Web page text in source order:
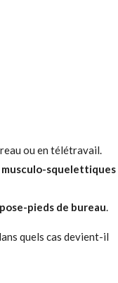
ou en télétravail.
squelettiques
pieds de bureau.
quels cas devient-il